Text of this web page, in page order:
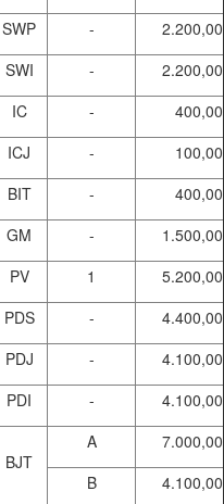
SWP -
2.200,00
SWI -
2.200,00
IC -
400,00
ICJ -
100,00
BIT -
400,00
GM -
1.500,00
PV 1
5.200,00
PDS -
4.400,00
PDJ -
4.100,00
PDI - 4.100,00
BJT
A
7.000,00
B
4.100,00